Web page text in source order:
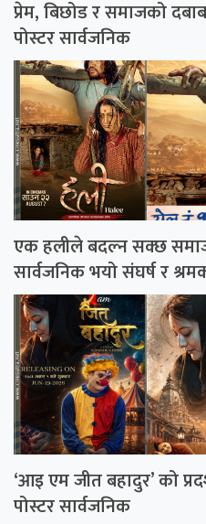
प्रेम, बिछोड र समाजको
पोस्टर सार्वजनिक
एक हलीले बदल्न सक्छ
सार्वजनिक भयो संघर्ष र
‘आइ एम जीत बहादुर’ को
पोस्टर सार्वजनिक